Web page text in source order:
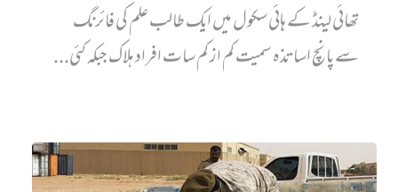
تھائی لینڈ کے ہائی سکول میں ایک طالب علم کی فائرنگ
سے پانچ اساتذہ سمیت کم از کم سات افراد ہلاک جبکہ کئی...